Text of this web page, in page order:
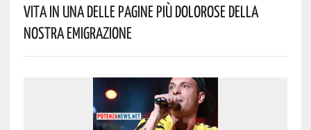
Vita In Una Delle Pagine Più Dolorose Della
Nostra Emigrazione